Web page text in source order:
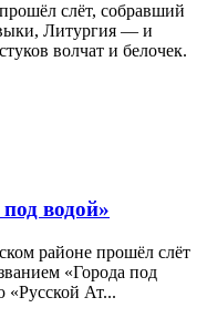
слёт, собравший
Литургия — и
волчат и белочек.
водой»
районе прошёл слёт
«Города под
«Русской Ат...